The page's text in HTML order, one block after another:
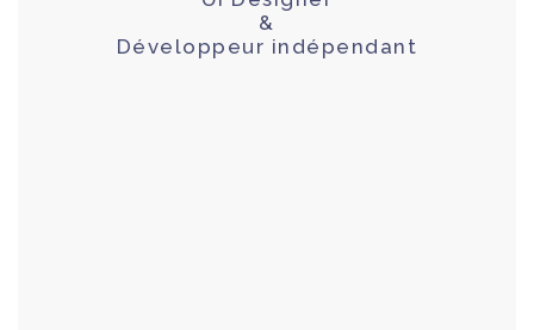
&
Développeur indépendant